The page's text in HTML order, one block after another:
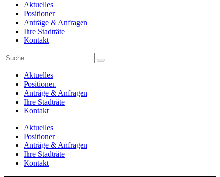
Aktuelles
Positionen
Anträge & Anfragen
Ihre Stadträte
Kontakt
Aktuelles
Positionen
Anträge & Anfragen
Ihre Stadträte
Kontakt
Aktuelles
Positionen
Anträge & Anfragen
Ihre Stadträte
Kontakt